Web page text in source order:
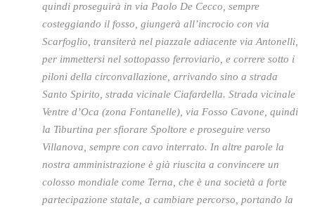
quindi proseguirà in via Paolo De Cecco, sempre
costeggiando il fosso, giungerà all’incrocio con via
Scarfoglio, transiterà nel piazzale adiacente via Antonelli,
per immettersi nel sottopasso ferroviario, e correre sotto i
piloni della circonvallazione, arrivando sino a strada
Santo Spirito, strada vicinale Ciafardella. Strada vicinale
Ventre d’Oca (zona Fontanelle), via Fosso Cavone, quindi
la Tiburtina per sfiorare Spoltore e proseguire verso
Villanova, sempre con cavo interrato. In altre parole la
nostra amministrazione è già riuscita a convincere un
colosso mondiale come Terna, che è una società a forte
partecipazione statale, a cambiare percorso, portando la